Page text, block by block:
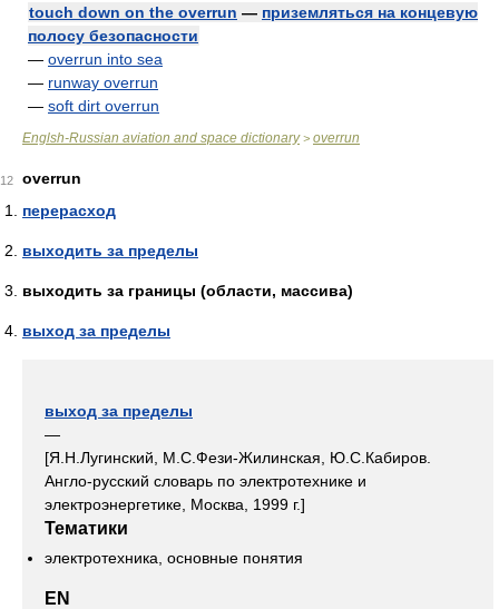
touch down on the overrun — приземляться на концевую
полосу безопасности
— overrun into sea
— runway overrun
— soft dirt overrun
Englsh-Russian aviation and space dictionary> overrun
12
overrun
перерасход
выходить за пределы
выходить за границы (области, массива)
выход за пределы
выход за пределы
—
[Я.Н.Лугинский, М.С.Фези-Жилинская, Ю.С.Кабиров.
Англо-русский словарь по электротехнике и
электроэнергетике, Москва, 1999 г.]
Тематики
электротехника, основные понятия
EN